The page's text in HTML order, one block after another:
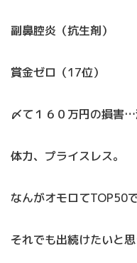
副鼻腔炎（抗生剤）
賞金ゼロ（17位）
〆て１６０万円の損害…
体力、プライスレス。
なんがオモロてTOP50
それでも出続けたいと